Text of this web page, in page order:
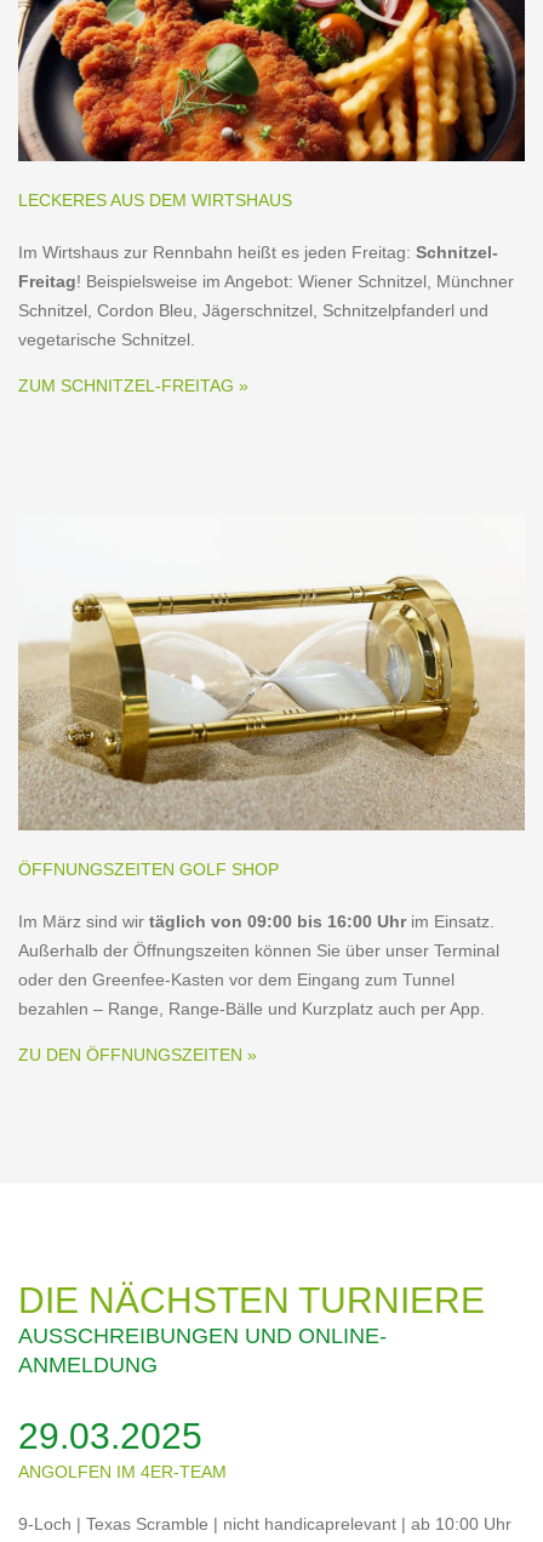
LECKERES AUS DEM WIRTSHAUS
Im Wirtshaus zur Rennbahn heißt es jeden Freitag: Schnitzel-
Freitag! Beispielsweise im Angebot: Wiener Schnitzel, Münchner
Schnitzel, Cordon Bleu, Jägerschnitzel, Schnitzelpfanderl und
vegetarische Schnitzel.
ZUM SCHNITZEL-FREITAG »
ÖFFNUNGSZEITEN GOLF SHOP
Im März sind wir täglich von 09:00 bis 16:00 Uhrim Einsatz.
Außerhalb der Öffnungszeiten können Sie über unser Terminal
oder den Greenfee-Kasten vor dem Eingang zum Tunnel
bezahlen – Range, Range-Bälle und Kurzplatz auch per App.
ZU DEN ÖFFNUNGSZEITEN »
DIE NÄCHSTEN TURNIERE
AUSSCHREIBUNGEN UND ONLINE-
ANMELDUNG
29.03.2025
ANGOLFEN IM 4ER-TEAM
9-Loch | Texas Scramble | nicht handicaprelevant | ab 10:00 Uhr